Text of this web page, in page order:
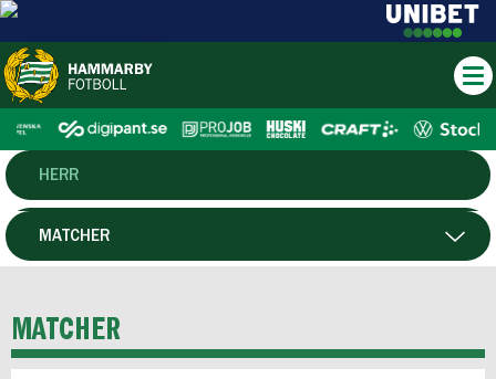
HERR
DAM
P19
MATCHER
MATCHER